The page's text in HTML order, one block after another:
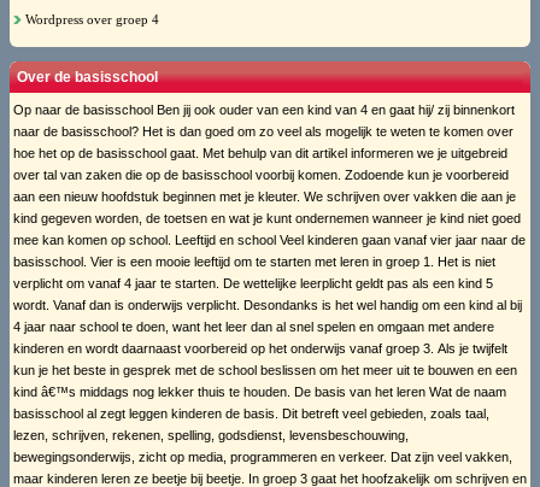
Wordpress over groep 4
Over de basisschool
Op naar de basisschool Ben jij ook ouder van een kind van 4 en gaat hij/ zij binnenkort
naar de basisschool? Het is dan goed om zo veel als mogelijk te weten te komen over
hoe het op de basisschool gaat. Met behulp van dit artikel informeren we je uitgebreid
over tal van zaken die op de basisschool voorbij komen. Zodoende kun je voorbereid
aan een nieuw hoofdstuk beginnen met je kleuter. We schrijven over vakken die aan je
kind gegeven worden, de toetsen en wat je kunt ondernemen wanneer je kind niet goed
mee kan komen op school. Leeftijd en school Veel kinderen gaan vanaf vier jaar naar de
basisschool. Vier is een mooie leeftijd om te starten met leren in groep 1. Het is niet
verplicht om vanaf 4 jaar te starten. De wettelijke leerplicht geldt pas als een kind 5
wordt. Vanaf dan is onderwijs verplicht. Desondanks is het wel handig om een kind al bij
4 jaar naar school te doen, want het leer dan al snel spelen en omgaan met andere
kinderen en wordt daarnaast voorbereid op het onderwijs vanaf groep 3. Als je twijfelt
kun je het beste in gesprek met de school beslissen om het meer uit te bouwen en een
kind â€™s middags nog lekker thuis te houden. De basis van het leren Wat de naam
basisschool al zegt leggen kinderen de basis. Dit betreft veel gebieden, zoals taal,
lezen, schrijven, rekenen, spelling, godsdienst, levensbeschouwing,
bewegingsonderwijs, zicht op media, programmeren en verkeer. Dat zijn veel vakken,
maar kinderen leren ze beetje bij beetje. In groep 3 gaat het hoofzakelijk om schrijven en